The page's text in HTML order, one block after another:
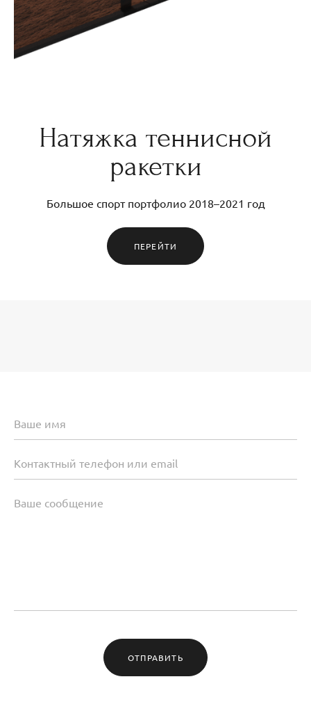
Натяжка теннисной
ракетки
Большое спорт портфолио 2018–2021 год
ПЕРЕЙТИ
ОТПРАВИТЬ